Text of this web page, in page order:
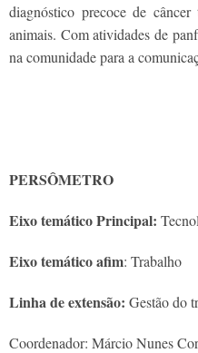
diagnóstico precoce de
animais. Com atividades de
na comunidade para a
PERSÔMETRO
Eixo temático Principal:
Eixo temático afim: Trabalho
Linha de extensão: Gestão do
Coordenador: Márcio Nunes